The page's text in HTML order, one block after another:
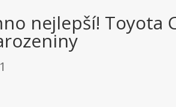
nejlepší! Toyota